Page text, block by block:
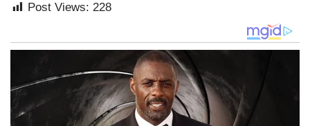
Post Views: 228